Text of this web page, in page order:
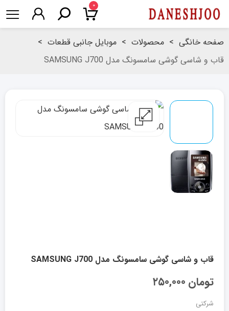
۰
صفحه خانگی > محصولات > موبایل جانبی قطعات >
قاب و شاسی گوشی سامسونگ مدل SAMSUNG J700
قاب و شاسی گوشی سامسونگ مدل SAMSUNG J700
۲۵۰,۰۰۰ تومان
شرکتی